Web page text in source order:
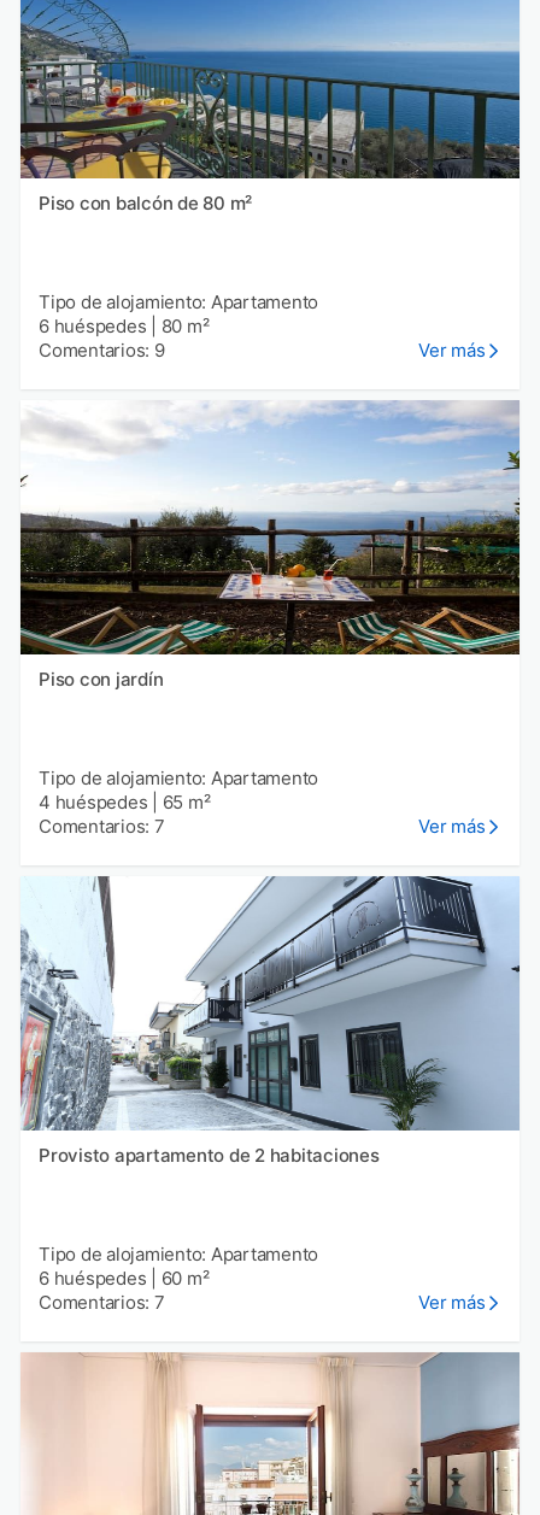
Piso con balcón de 80 m²
Tipo de alojamiento: Apartamento
6 huéspedes
80 m²
Comentarios: 9
Ver más
Piso con jardín
Tipo de alojamiento: Apartamento
4 huéspedes
65 m²
Comentarios: 7
Ver más
Provisto apartamento de 2 habitaciones
Tipo de alojamiento: Apartamento
6 huéspedes
60 m²
Comentarios: 7
Ver más